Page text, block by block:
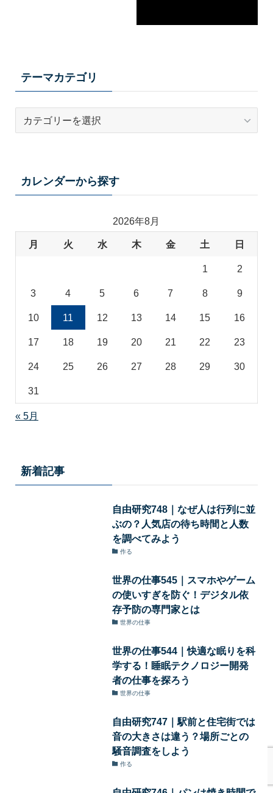
テーマカテゴリ
カレンダーから探す
2026年8月
月 火 水 木 金 土 日
1 2
3 4 5 6 7 8 9
10 11 12 13 14 15 16
17 18 19 20 21 22 23
24 25 26 27 28 29 30
31
« 5月
新着記事
自由研究748｜なぜ人は行列に並
ぶの？人気店の待ち時間と人数
を調べてみよう
作る
世界の仕事545｜スマホやゲーム
の使いすぎを防ぐ！デジタル依
存予防の専門家とは
世界の仕事
世界の仕事544｜快適な眠りを科
学する！睡眠テクノロジー開発
者の仕事を探ろう
世界の仕事
自由研究747｜駅前と住宅街では
音の大きさは違う？場所ごとの
騒音調査をしよう
作る